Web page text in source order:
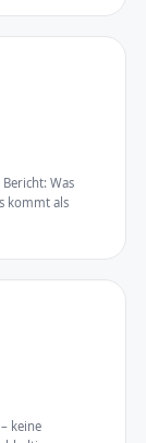
Was
kommt als
keine